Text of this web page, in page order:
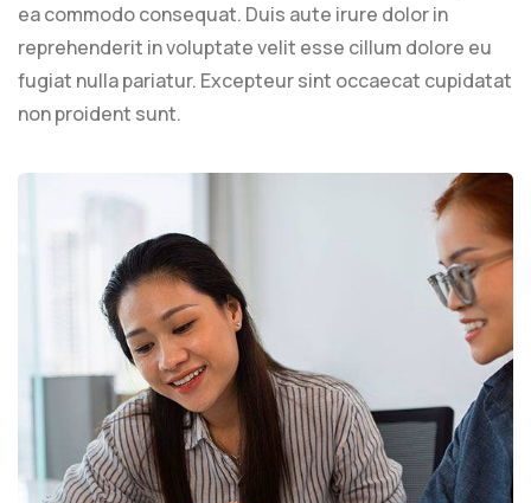
ea commodo consequat. Duis aute irure dolor in
reprehenderit in voluptate velit esse cillum dolore eu
fugiat nulla pariatur. Excepteur sint occaecat cupidatat
non proident sunt.